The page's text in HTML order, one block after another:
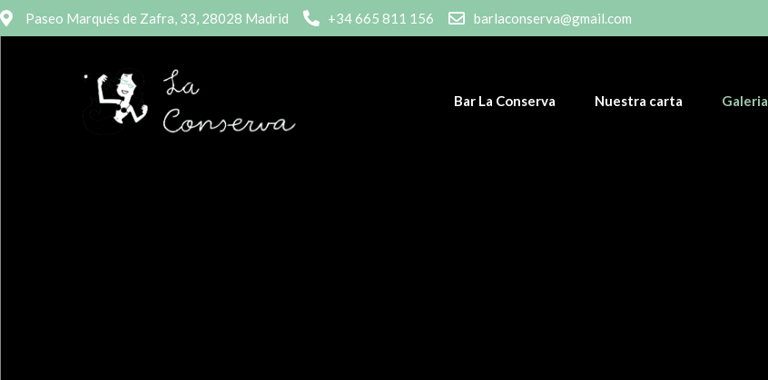
Paseo Marqués de Zafra, 33, 28028 Madrid +34 665 811 156 barlaconserva@gmail.com
Bar La Conserva Nuestra carta Galeria